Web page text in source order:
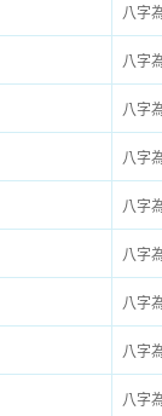
八字
八字
八字
八字
八字
八字
八字
八字
八字